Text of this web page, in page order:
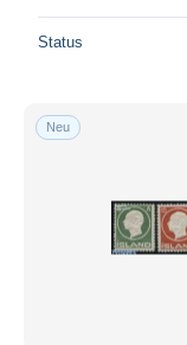
Status
Neu